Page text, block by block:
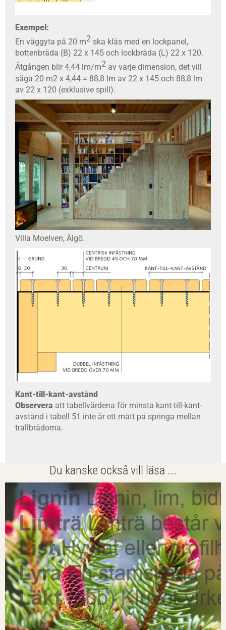
Exempel:
En väggyta på 20 m2 ska kläs med en lockpanel,
bottenbräda (B) 22 x 145 och lockbräda (L) 22 x 120.
Åtgången blir 4,44 lm/m2 av varje dimension, det vill
säga 20 m2 x 4,44 = 88,8 lm av 22 x 145 och 88,8 lm
av 22 x 120 (exklusive spill).
Villa Moelven, Älgö.
Kant-till-kant-avstånd
Observera att tabellvärdena för minsta kant-till-kant-
avstånd i tabell 51 inte är ett mått på springa mellan
trallbrädorna.
Du kanske också vill läsa ...